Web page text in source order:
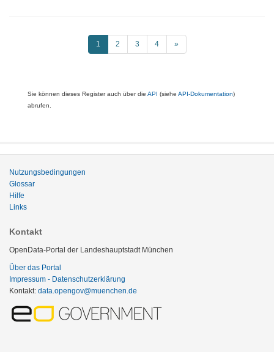
1 2 3 4 »
Sie können dieses Register auch über die API (siehe API-Dokumentation)
abrufen.
Nutzungsbedingungen
Glossar
Hilfe
Links
Kontakt
OpenData-Portal der Landeshauptstadt München
Über das Portal
Impressum - Datenschutzerklärung
Kontakt: data.opengov@muenchen.de